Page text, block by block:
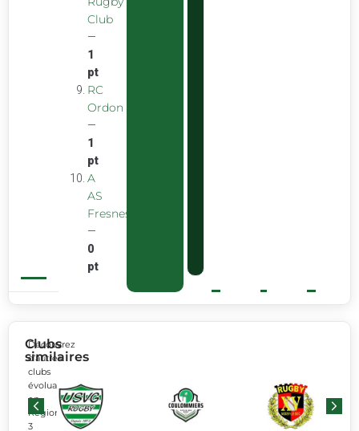
Club
—
1
pt
RC
Ordon
—
1
pt
A
AS
Fresnes
—
0
pt
Clubs
similaires
Découvrez
d’autres
clubs
évoluant
en
Régionale
3